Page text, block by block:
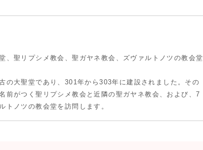
、聖リプシメ教会、聖ガヤネ教会、ズヴァルトノツの教会堂
の大聖堂であり、301年から303年に建設されました。その
前がつく聖リプシメ教会と近隣の聖ガヤネ教会、および、7
トノツの教会堂を訪問します。